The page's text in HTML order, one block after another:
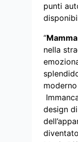
punti
“
nella
design di